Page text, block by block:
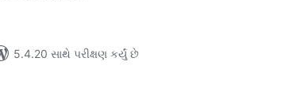
5.4.20 સાથે પરીક્ષણ કર્યું છે